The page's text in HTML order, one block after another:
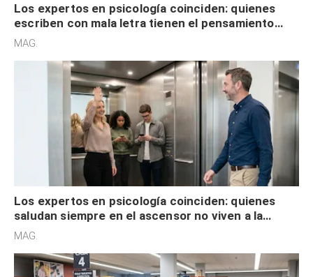
Los expertos en psicología coinciden: quienes
escriben con mala letra tienen el pensamiento
acelerado y no lo hacen por desinterés
MAG.
Los expertos en psicología coinciden: quienes
saludan siempre en el ascensor no viven a la
defensiva y tienen apertura social
MAG.